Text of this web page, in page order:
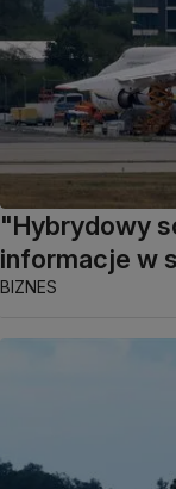
"Hybrydowy
informacje w
BIZNES